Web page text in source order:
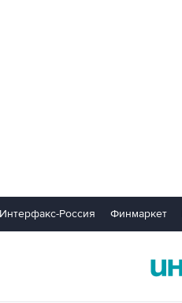
Интерфакс-Россия Финмаркет